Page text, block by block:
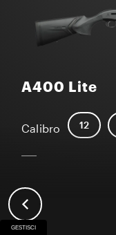
A400 Lite
Calibro 12
GESTISCI